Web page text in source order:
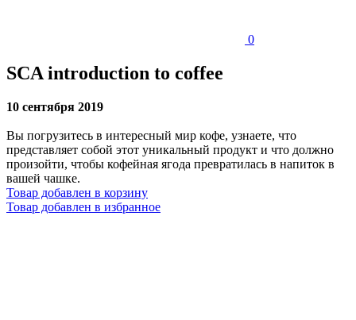
0
SCA introduction to coffee
10 сентября 2019
Вы погрузитесь в интересный мир кофе, узнаете, что
представляет собой этот уникальный продукт и что должно
произойти, чтобы кофейная ягода превратилась в напиток в
вашей чашке.
Товар добавлен в корзину
Товар добавлен в избранное